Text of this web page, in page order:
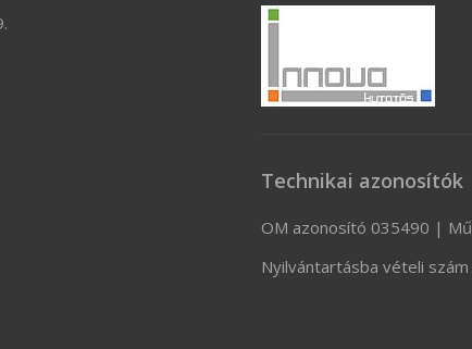
Technikai azonosítók
OM azonosító 035490 |
Nyilvántartásba vételi